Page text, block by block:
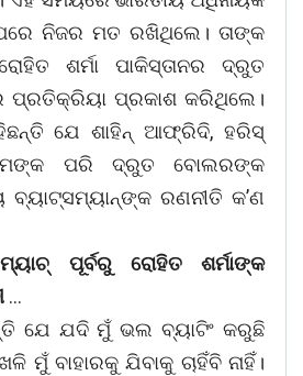
ନିଜର ମତ ରଖିଥିଲେ। ତାଙ୍କ
ଶର୍ମା ପାକିସ୍ତାନର ଦ୍ରୁତ
ପ୍ରକାଶ କରିଥିଲେ।
ଯେ ଶାହିନ୍ ଆଫ୍ରିଦି, ହରିସ୍
ପରି ଦ୍ରୁତ ବୋଲରଙ୍କ
ବ୍ୟାଟ୍ସମ୍ୟାନ୍ଙ୍କ ରଣନୀତି କ’ଣ
ମ୍ୟାଚ୍ ପୂର୍ବରୁ ରୋହିତ ଶର୍ମାଙ୍କ
…
ଯେ ଯଦି ମୁଁ ଭଲ ବ୍ୟାଟିଂ କରୁଛି
ମୁଁ ବାହାରକୁ ଯିବାକୁ ଚାହିଁବି ନାହିଁ।